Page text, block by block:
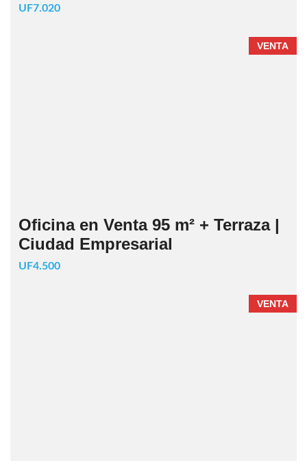
UF7.020
VENTA
Oficina en Venta 95 m² + Terraza |
Ciudad Empresarial
UF4.500
VENTA